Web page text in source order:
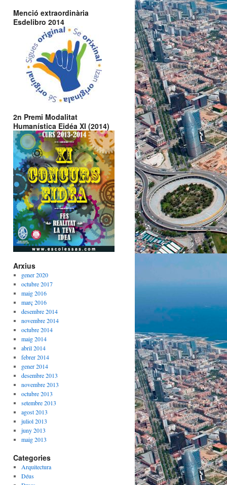
Menció extraordinària
Esdelibro 2014
2n Premi Modalitat
Humanística Eidéa XI (2014)
Arxius
gener 2020
octubre 2017
maig 2016
març 2016
desembre 2014
novembre 2014
octubre 2014
maig 2014
abril 2014
febrer 2014
gener 2014
desembre 2013
novembre 2013
octubre 2013
setembre 2013
agost 2013
juliol 2013
juny 2013
maig 2013
Categories
Arquitectura
Déus